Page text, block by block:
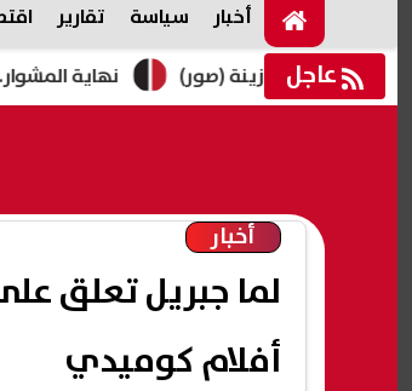
أخبار سياسة تقارير
عاجل نهاية المشوار.. زينة (صور)
أخبار
لما جبريل تعلق
أفلام كوميدي